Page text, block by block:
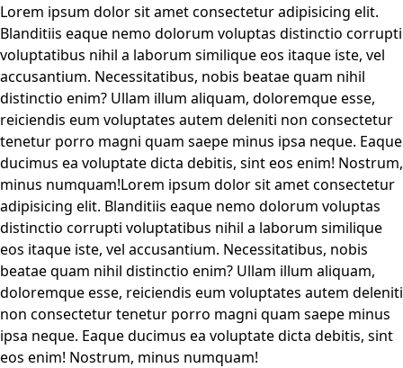
Lorem ipsum dolor sit amet consectetur adipisicing elit.
Blanditiis eaque nemo dolorum voluptas distinctio corrupti
voluptatibus nihil a laborum similique eos itaque iste, vel
accusantium. Necessitatibus, nobis beatae quam nihil
distinctio enim? Ullam illum aliquam, doloremque esse,
reiciendis eum voluptates autem deleniti non consectetur
tenetur porro magni quam saepe minus ipsa neque. Eaque
ducimus ea voluptate dicta debitis, sint eos enim! Nostrum,
minus numquam!Lorem ipsum dolor sit amet consectetur
adipisicing elit. Blanditiis eaque nemo dolorum voluptas
distinctio corrupti voluptatibus nihil a laborum similique
eos itaque iste, vel accusantium. Necessitatibus, nobis
beatae quam nihil distinctio enim? Ullam illum aliquam,
doloremque esse, reiciendis eum voluptates autem deleniti
non consectetur tenetur porro magni quam saepe minus
ipsa neque. Eaque ducimus ea voluptate dicta debitis, sint
eos enim! Nostrum, minus numquam!